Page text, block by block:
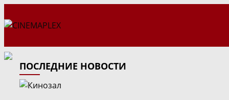
к
ПОСЛЕДНИЕ НОВОСТИ